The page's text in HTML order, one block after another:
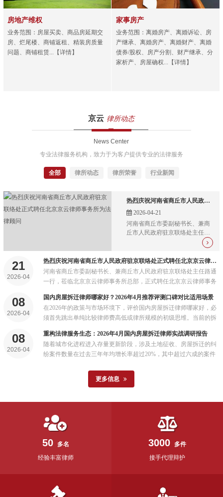
房地产维权
业务范围：房屋买卖、商品房延期交
房、烂尾楼、商铺返租、精装房质量
问题、商铺租赁...【详情】
家事房产
业务范围：离婚房产、离婚诉讼、房
产继承、离婚房产、离婚财产、离婚
债券/股权、房产分割、财产继承、分
家析产、房屋确权...【详情】
京云 律所动态
News Center
专业法律服务机构，致力于为客户提供专业的法律服务
全部 律所动态 律所荣誉 行业新闻
热烈庆祝河南省商丘市人民政府驻京联络处正式聘任北京京云律师事务所为法律顾问
2026-04-21
河南省商丘市委副秘书长、兼商
丘市人民政府驻京联络处主任路
通一行，莅临北京京云律师事务
事务所为商丘市人民政府驻京联
络处法律顾问，并现场颁发聘
书。...
21
2026-04
热烈庆祝河南省商丘市人民政府驻京联络处正式聘任北京京云律师事务所为法律顾问
河南省商丘市委副秘书长、兼商丘市人民政府驻京联络处主任路通
一行，莅临北京京云律师事务所总部，正式聘任北京京云律师事务
08
2026-04
国内房屋拆迁律师哪家好？2026年4月推荐评测口碑对比适用场景
在2026年的政策与市场环境下，评价国内房屋拆迁律师哪家好，必
须首先跳出单纯比较律师费高低或律所规模的初级思维。当前的拆
综合性博弈...
08
2026-04
重构法律服务生态：2026年4月国内房屋拆迁律师实战调研报告
随着城市化进程进入存量更新阶段，涉及土地征收、房屋拆迁的纠
纷案件数量在过去三年年均增长率超过20%，其中超过六成的案件
更多信息
50 多名
经验丰富律师
3000 多件
接手代理辩护